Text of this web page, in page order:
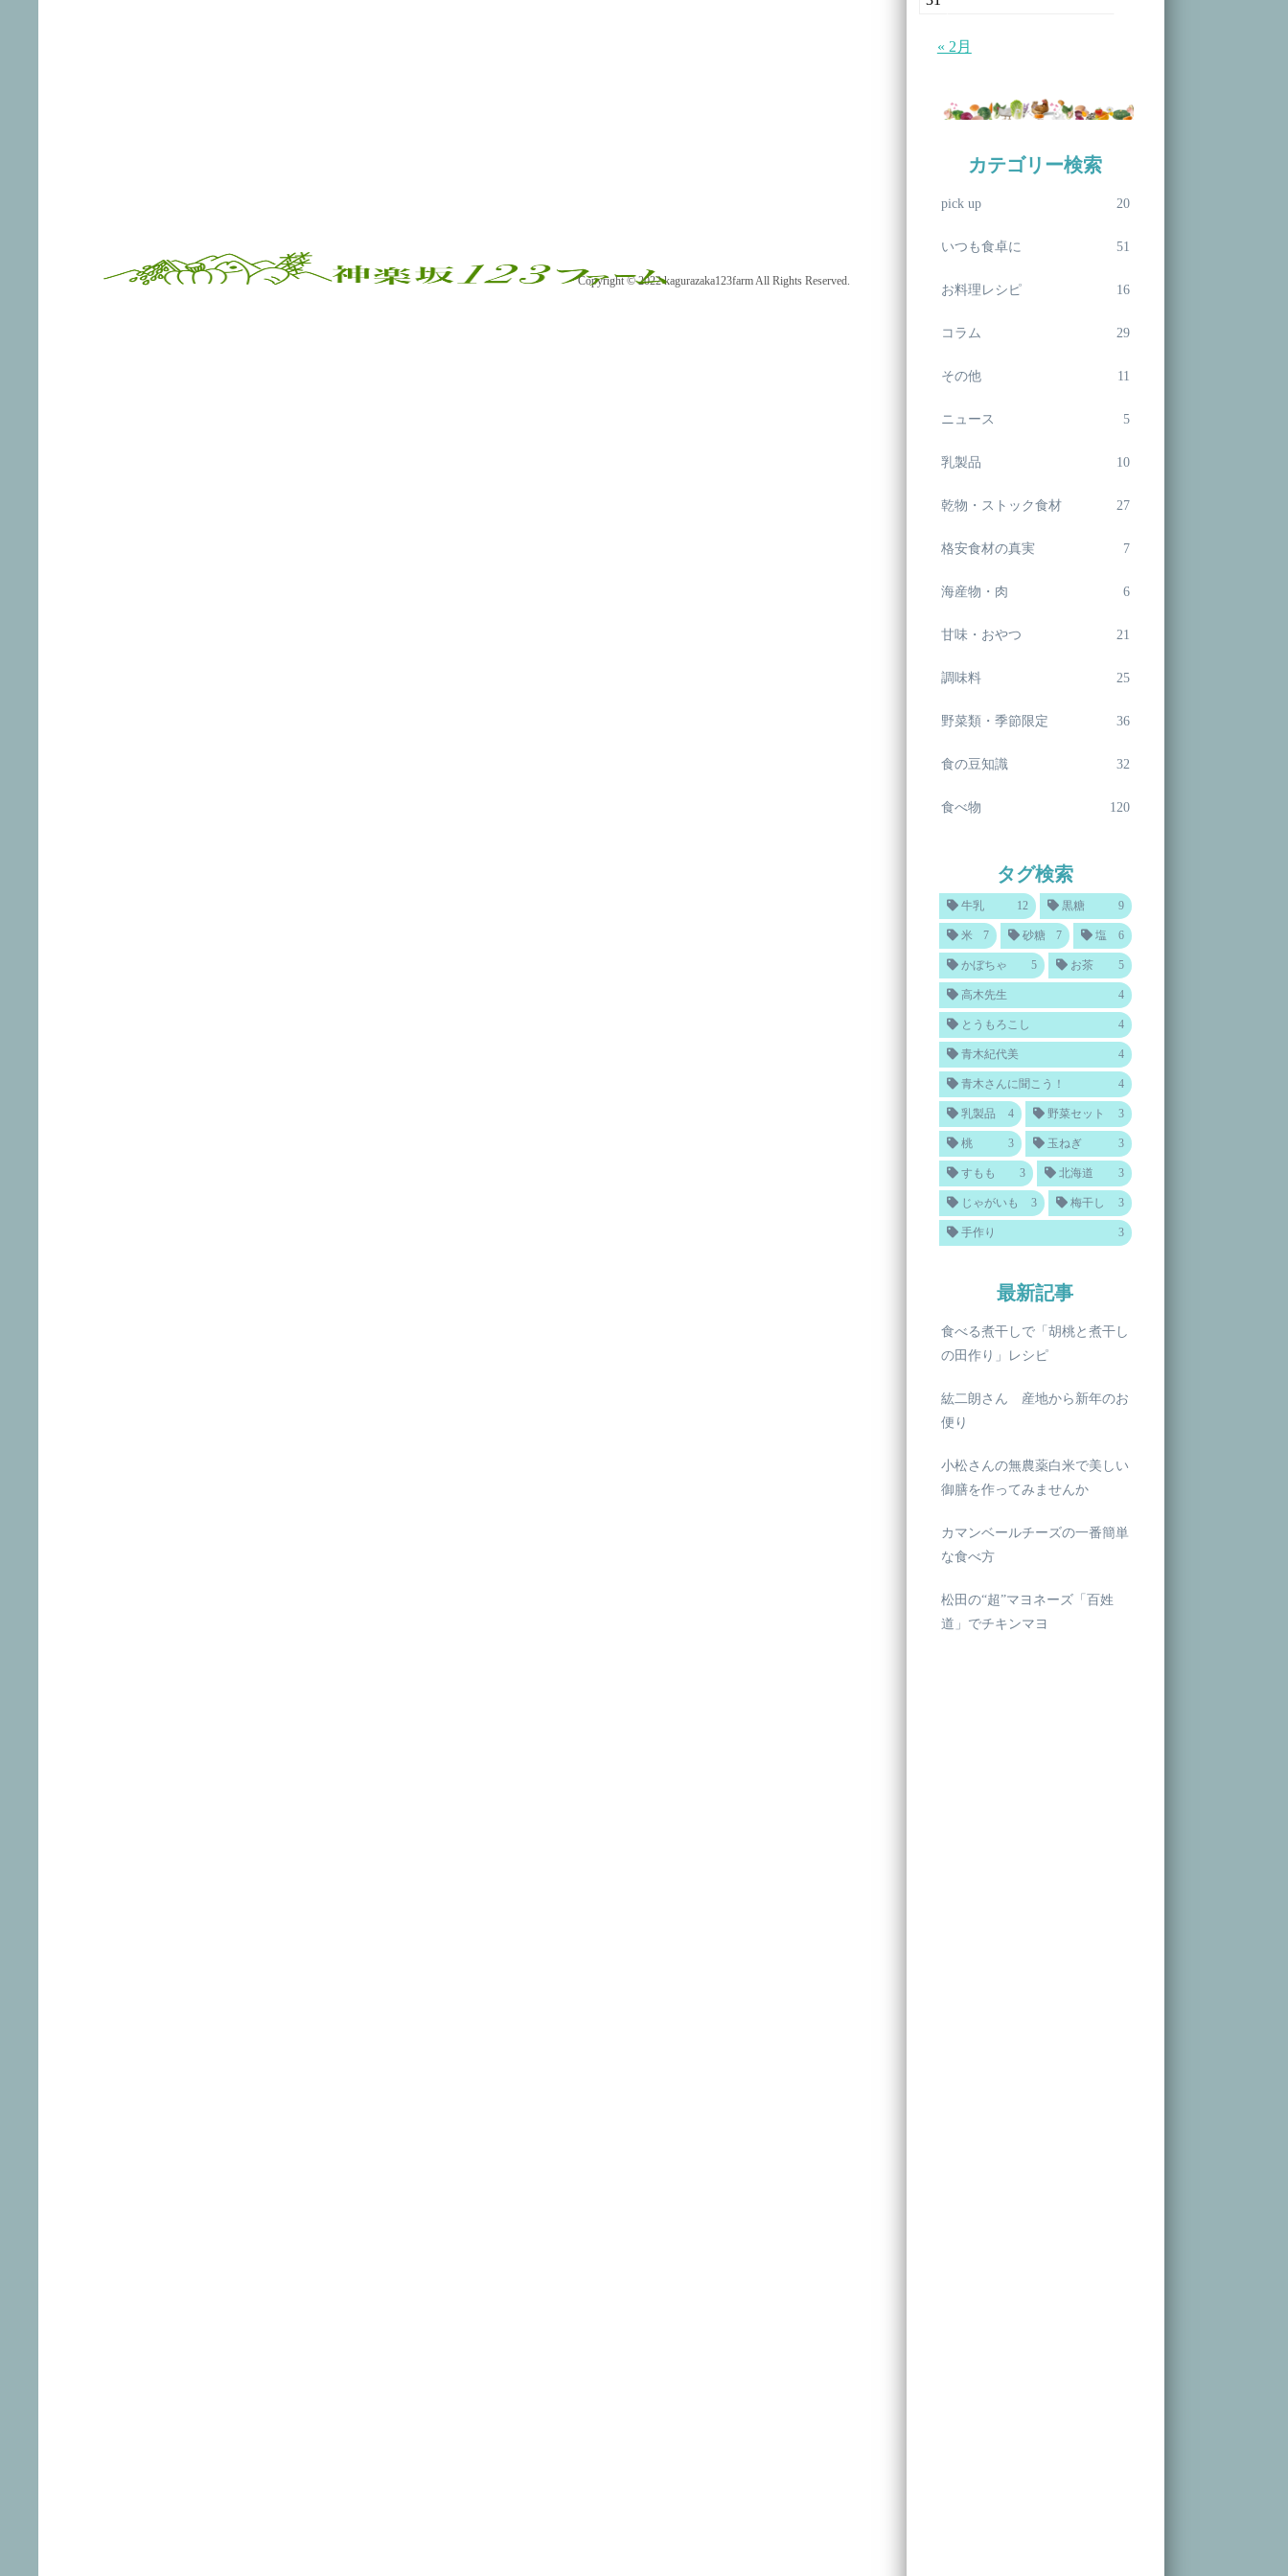
« 2月
カテゴリー検索
pick up 20
いつも食卓に 51
お料理レシピ 16
コラム 29
その他 11
ニュース 5
乳製品 10
乾物・ストック食材 27
格安食材の真実 7
海産物・肉 6
甘味・おやつ 21
調味料 25
野菜類・季節限定 36
食の豆知識 32
食べ物 120
タグ検索
牛乳 12 黒糖 9
米 7 砂糖 7 塩 6
かぼちゃ 5 お茶 5
高木先生 4
とうもろこし 4
青木紀代美 4
青木さんに聞こう！ 4
乳製品 4 野菜セット 3
桃 3 玉ねぎ 3
すもも 3 北海道 3
じゃがいも 3 梅干し 3
手作り 3
最新記事
食べる煮干しで「胡桃と煮干し
の田作り」レシピ
紘二朗さん 産地から新年のお
便り
小松さんの無農薬白米で美しい
御膳を作ってみませんか
カマンベールチーズの一番簡単
な食べ方
松田の“超”マヨネーズ「百姓
道」でチキンマヨ
Copyright © 2022 kagurazaka123farm All Rights Reserved.